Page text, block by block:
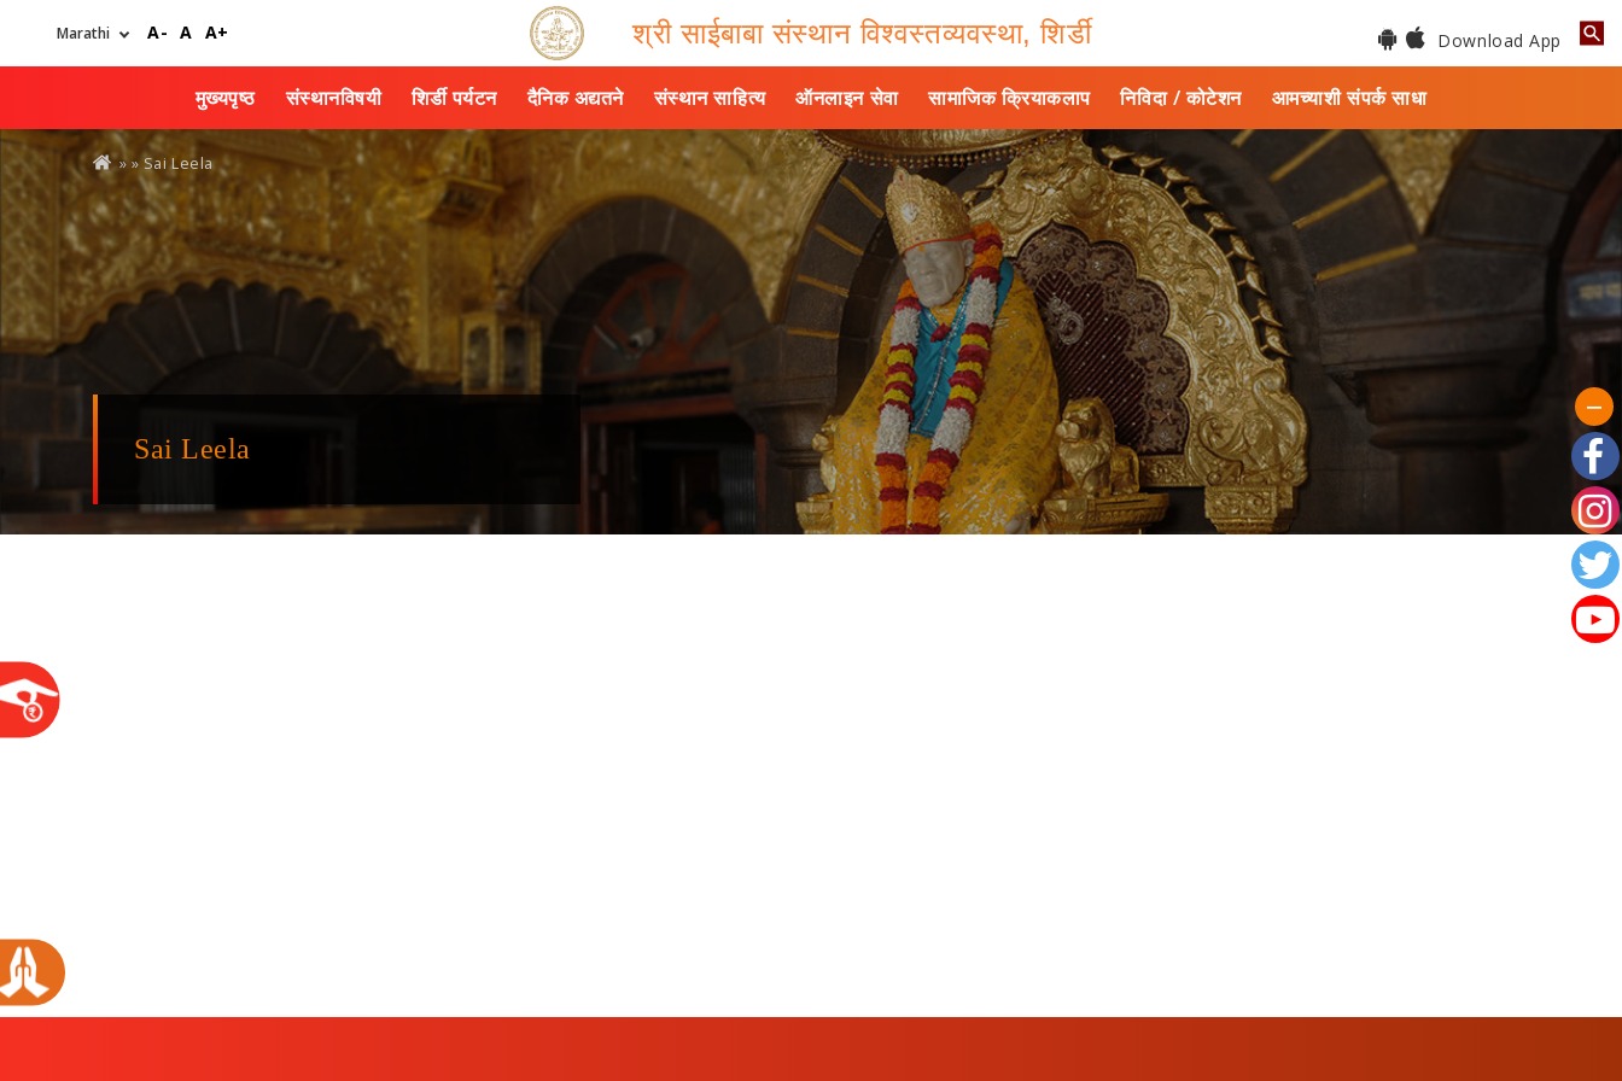
A- A A+ श्री साईबाबा संस्थान विश्वस्तव्यवस्था, शिर्डी Download App
मुख्यपृष्ठ संस्थानविषयी शिर्डी पर्यटन दैनिक अद्यतने संस्थान साहित्य ऑनलाइन सेवा सामाजिक क्रियाकलाप निविदा / कोटेशन आमच्याशी संपर्क साधा
You
are
here
» » Sai Leela
Sai Leela